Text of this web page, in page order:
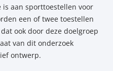
aan sporttoestellen voor
een of twee toestellen
ook door deze doelgroep
van dit onderzoek
ontwerp.